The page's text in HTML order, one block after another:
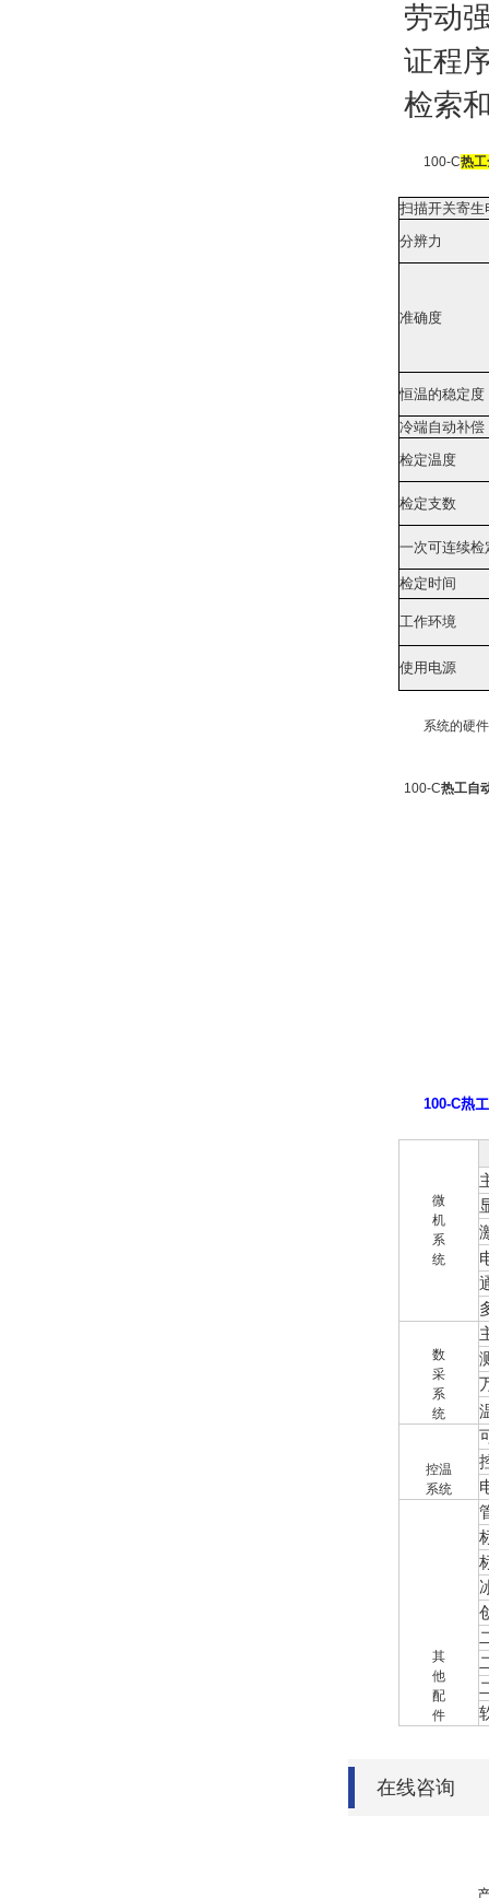
劳动
证程
检索
100-C热
扫描开关寄生
分辨力
准确度
恒温的稳定度
冷端自动补偿
检定温度
检定支数
一次可连续检
检定时间
工作环境
使用电源
系统的硬
100-C热工自
100-C热工
微
机
系
统
数
采
系
统
控温
系统
其
他
配
件
在线咨询